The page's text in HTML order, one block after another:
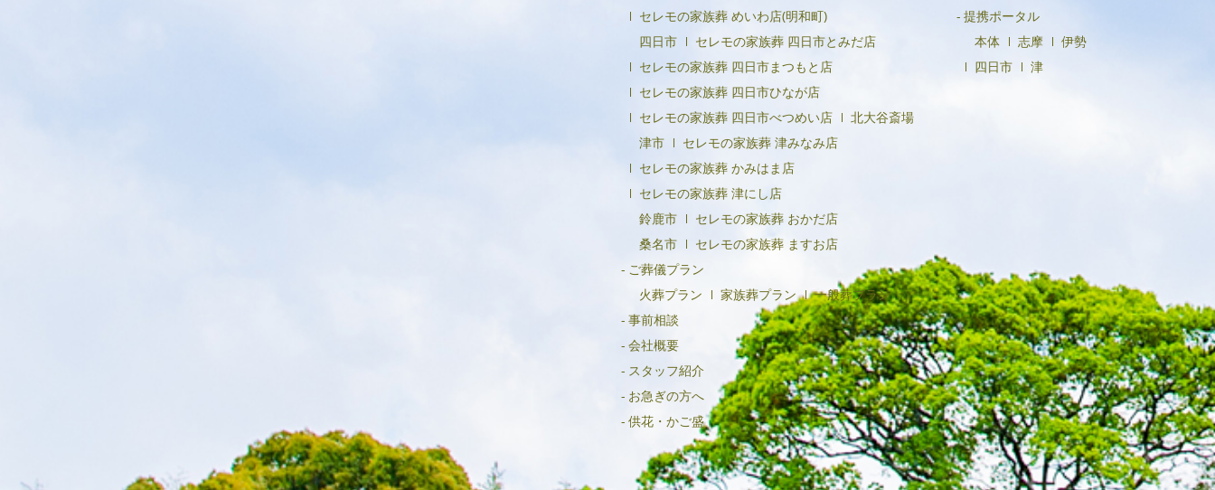
2024年5月
2023年7月
2021年4月
セレモの家族葬 めいわ店(明和町)
四日市
セレモの家族葬 四日市とみだ店
セレモの家族葬 四日市まつもと店
セレモの家族葬 四日市ひなが店
セレモの家族葬 四日市べつめい店
北大谷斎場
津市
セレモの家族葬 津みなみ店
セレモの家族葬 かみはま店
セレモの家族葬 津にし店
鈴鹿市
セレモの家族葬 おかだ店
桑名市
セレモの家族葬 ますお店
ご葬儀プラン
火葬プラン
家族葬プラン
一般葬プラン
事前相談
会社概要
スタッフ紹介
お急ぎの方へ
供花・かご盛
提携ポータル
本体
志摩
伊勢
四日市
津